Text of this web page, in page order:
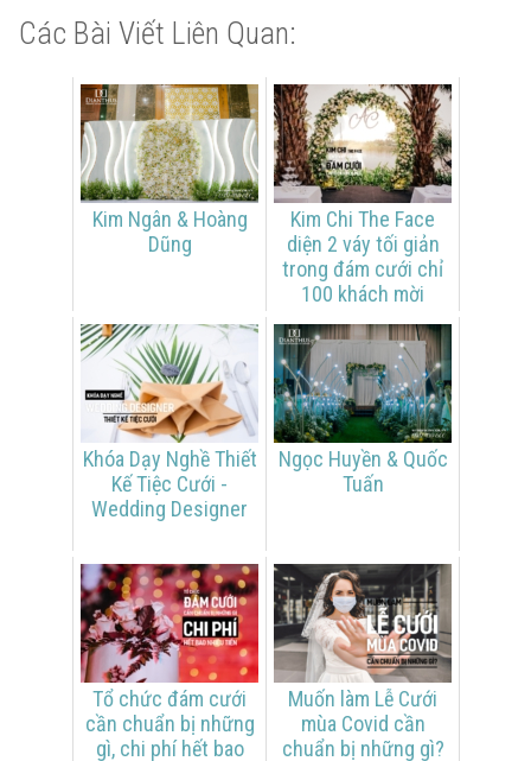
Các Bài Viết Liên Quan:
Kim Ngân & Hoàng
Dũng
Kim Chi The Face
diện 2 váy tối giản
trong đám cưới chỉ
100 khách mời
Khóa Dạy Nghề Thiết
Kế Tiệc Cưới -
Wedding Designer
Ngọc Huyền & Quốc
Tuấn
Tổ chức đám cưới
cần chuẩn bị những
gì, chi phí hết bao
Muốn làm Lễ Cưới
mùa Covid cần
chuẩn bị những gì?